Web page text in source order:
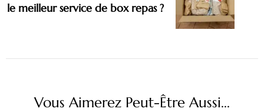
le meilleur service de box repas ?
Vous Aimerez Peut-Être Aussi...